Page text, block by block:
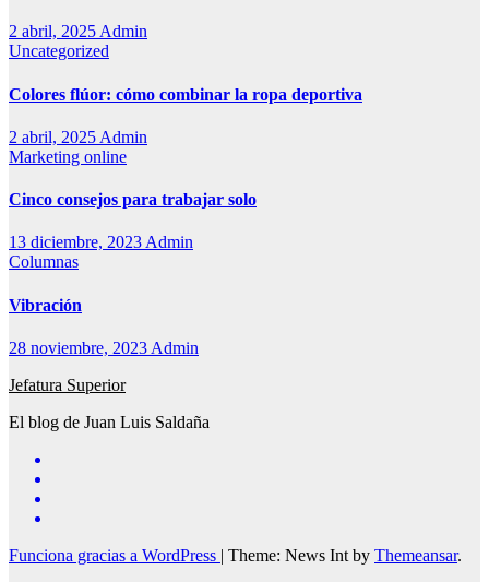
2 abril, 2025Admin
Uncategorized
Colores flúor: cómo combinar la ropa deportiva
2 abril, 2025 Admin
Marketing online
Cinco consejos para trabajar solo
13 diciembre, 2023Admin
Columnas
Vibración
28 noviembre, 2023 Admin
Jefatura Superior
El blog de Juan Luis Saldaña
Funciona gracias a WordPress | Theme: News Int by Themeansar.